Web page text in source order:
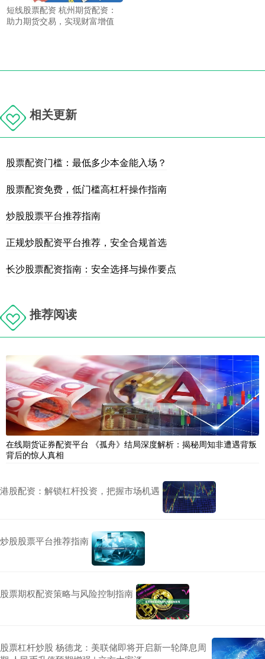
短线股票配资 杭州期货配资：
助力期货交易，实现财富增值
相关更新
股票配资门槛：最低多少本金能入场？
股票配资免费，低门槛高杠杆操作指南
炒股股票平台推荐指南
正规炒股配资平台推荐，安全合规首选
长沙股票配资指南：安全选择与操作要点
推荐阅读
在线期货证券配资平台 《孤舟》结局深度解析：揭秘周知非遭遇背叛
背后的惊人真相
港股配资：解锁杠杆投资，把握市场机遇
炒股股票平台推荐指南
股票期权配资策略与风险控制指南
股票杠杆炒股 杨德龙：美联储即将开启新一轮降息周